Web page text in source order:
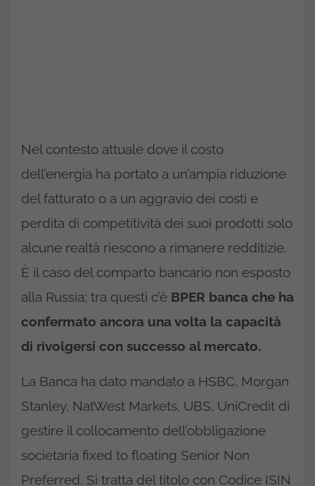
Nel contesto attuale dove il costo
dell’energia ha portato a un’ampia riduzione
del fatturato o a un aggravio dei costi e
perdita di competitività dei suoi prodotti solo
alcune realtà riescono a rimanere redditizie.
È il caso del comparto bancario non esposto
alla Russia; tra questi c’è BPER banca che ha
confermato ancora una volta la capacità
di rivolgersi con successo al mercato.
La Banca ha dato mandato a HSBC, Morgan
Stanley, NatWest Markets, UBS, UniCredit di
gestire il collocamento dell’obbligazione
societaria fixed to floating Senior Non
Preferred. Si tratta del titolo con Codice ISIN